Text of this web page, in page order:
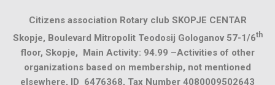
Citizens association Rotary club SKOPJE CENTAR
Skopje, Boulevard Mitropolit Teodosij Gologanov 57-1/6th
floor, Skopje, Main Activity: 94.99 –Activities of other
organizations based on membership, not mentioned
elsewhere, ID 6476368, Tax Number 4080009502643